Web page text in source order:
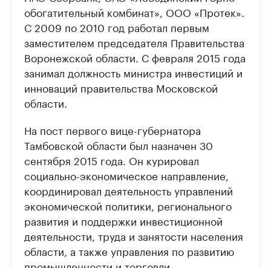
обогатительный комбинат», ООО «Протек».
С 2009 по 2010 год работал первым
заместителем председателя Правительства
Воронежской области. С февраля 2015 года
занимал должность министра инвестиций и
инноваций правительства Московской
области.
На пост первого вице-губернатора
Тамбовской области был назначен 30
сентября 2015 года. Он курировал
социально-экономическое направление,
координировал деятельность управлений
экономической политики, регионального
развития и поддержки инвестиционной
деятельности, труда и занятости населения
области, а также управления по развитию